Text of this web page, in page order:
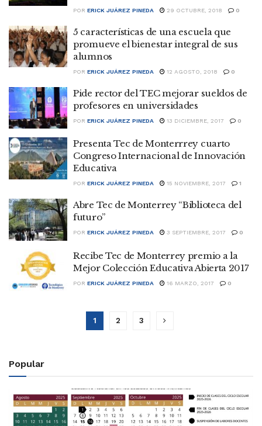
POR ERICK JUÁREZ PINEDA 29 OCTUBRE, 2018 0
5 características de una escuela que
promueve el bienestar integral de sus
alumnos
POR ERICK JUÁREZ PINEDA 12 AGOSTO, 2018 0
Pide rector del TEC mejorar sueldos de
profesores en universidades
POR ERICK JUÁREZ PINEDA 13 DICIEMBRE, 2017 0
Presenta Tec de Monterrrey cuarto
Congreso Internacional de Innovación
Educativa
POR ERICK JUÁREZ PINEDA 15 NOVIEMBRE, 2017 1
Abre Tec de Monterrey “Biblioteca del
futuro”
POR ERICK JUÁREZ PINEDA 3 SEPTIEMBRE, 2017 0
Recibe Tec de Monterrey premio a la
Mejor Colección Educativa Abierta 2017
POR ERICK JUÁREZ PINEDA 16 MARZO, 2017 0
1 2 3
Popular